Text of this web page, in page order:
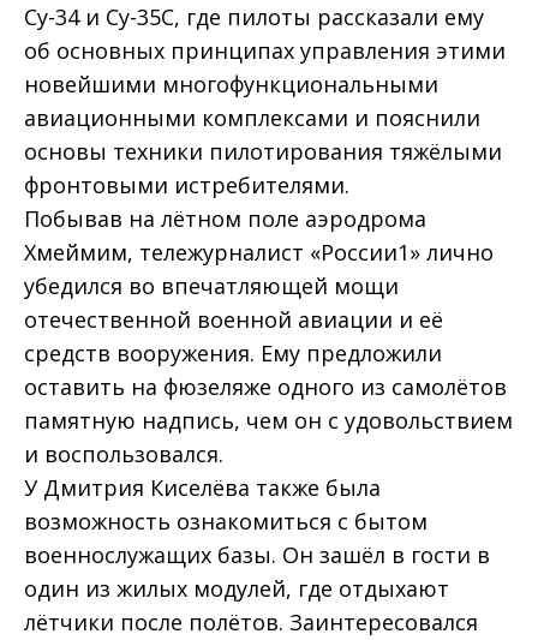
Су-34 и Су-35С, где пилоты рассказали ему
об основных принципах управления этими
новейшими многофункциональными
авиационными комплексами и пояснили
основы техники пилотирования тяжёлыми
фронтовыми истребителями.
Побывав на лётном поле аэродрома
Хмеймим, тележурналист «России1» лично
убедился во впечатляющей мощи
отечественной военной авиации и её
средств вооружения. Ему предложили
оставить на фюзеляже одного из самолётов
памятную надпись, чем он с удовольствием
и воспользовался.
У Дмитрия Киселёва также была
возможность ознакомиться с бытом
военнослужащих базы. Он зашёл в гости в
один из жилых модулей, где отдыхают
лётчики после полётов. Заинтересовался